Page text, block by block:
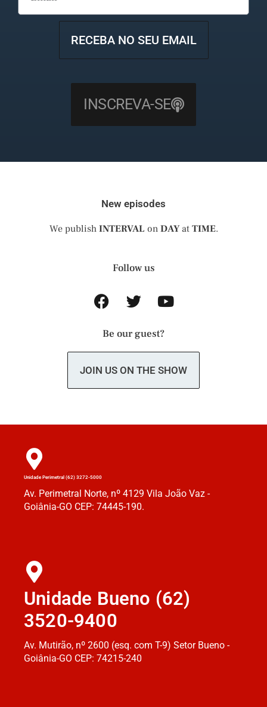
RECEBA NO SEU EMAIL
INSCREVA-SE
New episodes
We publish INTERVAL on DAYat TIME.
Follow us
Be our guest?
JOIN US ON THE SHOW
Unidade Perimetral (62) 3272-5000
Av. Perimetral Norte, nº 4129 Vila João Vaz -
Goiânia-GO CEP: 74445-190.
Unidade Bueno (62)
3520-9400
Av. Mutirão, nº 2600 (esq. com T-9) Setor Bueno -
Goiânia-GO CEP: 74215-240